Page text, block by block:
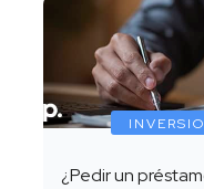
¿Pedir un